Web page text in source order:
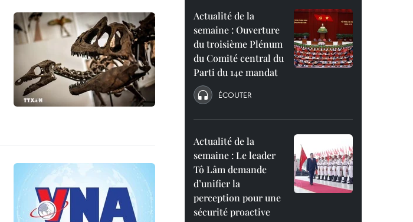
Actualité de la
semaine : Ouverture
du troisième Plénum
du Comité central du
Parti du 14e mandat
ÉCOUTER
Actualité de la
semaine : Le leader
Tô Lâm demande
d’unifier la
perception pour une
sécurité proactive